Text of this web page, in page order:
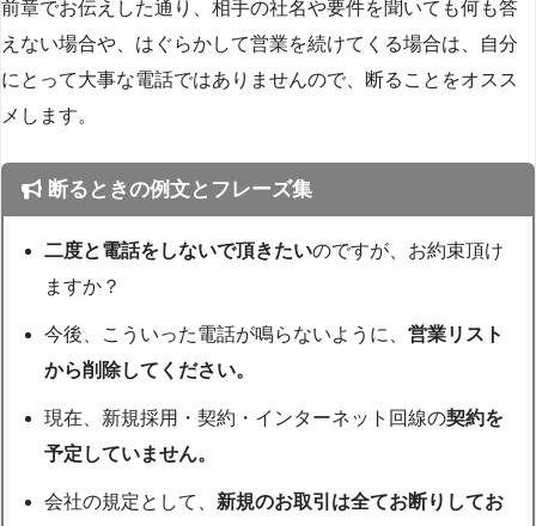
前章でお伝えした通り、相手の社名や要件を聞いても何も答
えない場合や、はぐらかして営業を続けてくる場合は、自分
にとって大事な電話ではありませんので、断ることをオスス
メします。
断るときの例文とフレーズ集
二度と電話をしないで頂きたいのですが、お約束頂け
ますか？
今後、こういった電話が鳴らないように、営業リスト
から削除してください。
現在、新規採用・契約・インターネット回線の契約を
予定していません。
会社の規定として、 新規のお取引は全てお断りしてお